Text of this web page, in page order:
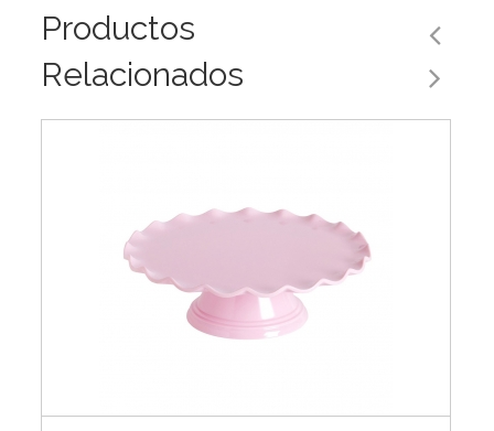
Productos
Relacionados